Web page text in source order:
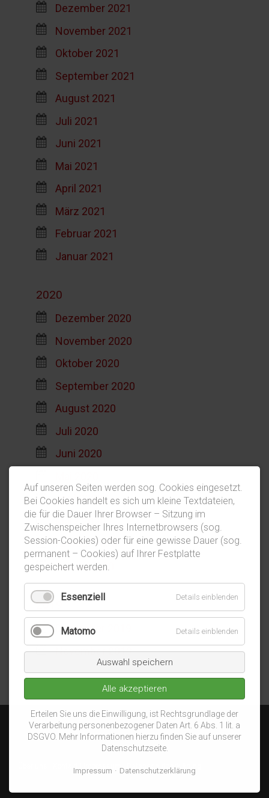
Dezember 2021
November 2021
Oktober 2021
September 2021
August 2021
Juli 2021
Juni 2021
Mai 2021
April 2021
März 2021
Februar 2021
Januar 2021
2020
Dezember 2020
November 2020
Oktober 2020
September 2020
August 2020
Juli 2020
Juni 2020
April 2020
März 2020
Februar 2020
Januar 2020
2019
Dezember 2019
November 2019
Kontakt Impressum| Datenschutzerklärung
Auf unseren Seiten werden sog. Cookies eingesetzt.
Bei Cookies handelt es sich um kleine Textdateien,
die für die Dauer Ihrer Browser – Sitzung im
Zwischenspeicher Ihres Internetbrowsers (sog.
Session-Cookies) oder für eine gewisse Dauer (sog.
permanent – Cookies) auf Ihrer Festplatte
gespeichert werden.
Essenziell Details einblenden
Matomo Details einblenden
Auswahl speichern
Alle akzeptieren
Erteilen Sie uns die Einwilligung, ist Rechtsgrundlage der
Verarbeitung personenbezogener Daten Art. 6 Abs. 1 lit. a
DSGVO. Mehr Informationen hierzu finden Sie auf unserer
Datenschutzseite.
Impressum Datenschutzerklärung